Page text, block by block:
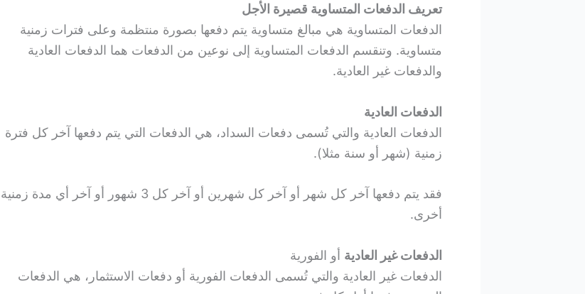
تعريف الدفعات المتساوية قصيرة الأجل
الدفعات المتساوية هي مبالغ متساوية يتم دفعها بصورة منتظمة وعلى فترات زمنية
متساوية. وتنقسم الدفعات المتساوية إلى نوعين من الدفعات هما الدفعات العادية
والدفعات غير العادية.
الدفعات العادية
الدفعات العادية والتي تُسمى دفعات السداد، هي الدفعات التي يتم دفعها آخر كل فترة
زمنية (شهر أو سنة مثلا).
فقد يتم دفعها آخر كل شهر أو آخر كل شهرين أو آخر كل 3 شهور أو آخر أي مدة زمنية
أخرى.
الدفعات غير العادية أو الفورية
الدفعات غير العادية والتي تُسمى الدفعات الفورية أو دفعات الاستثمار، هي الدفعات